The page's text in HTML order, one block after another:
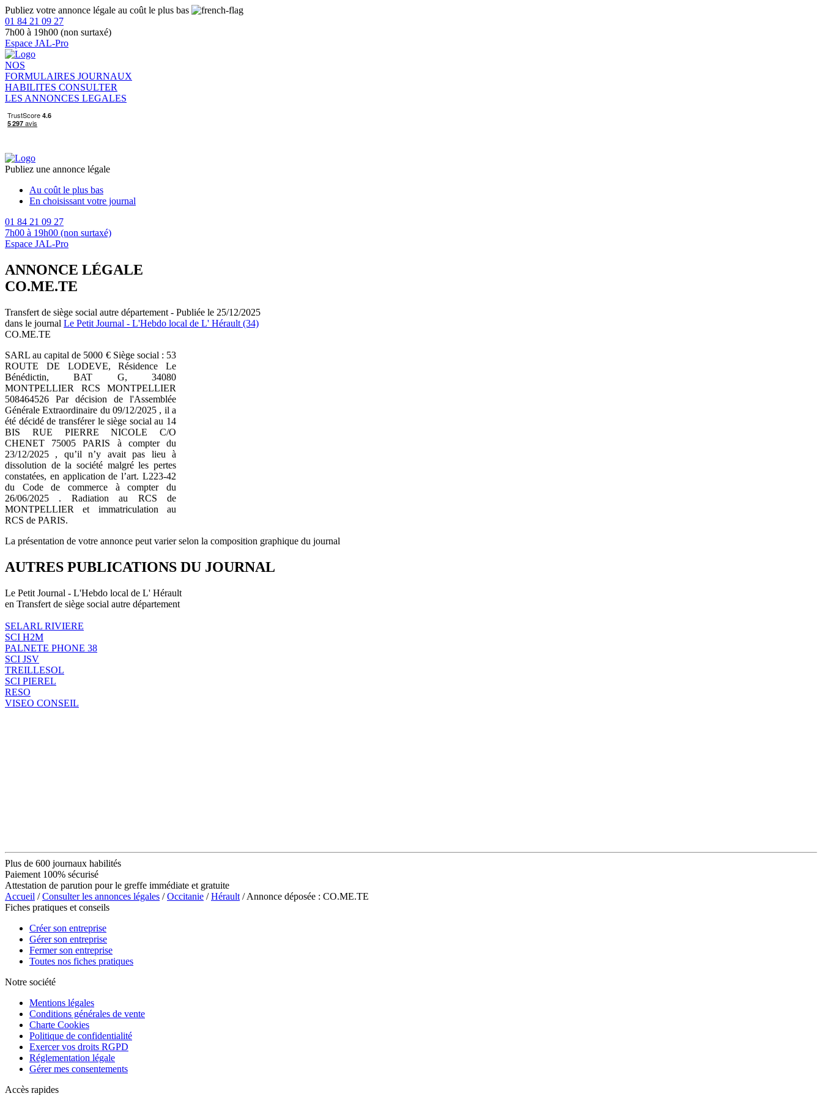
Publiez votre annonce légale au coût le plus bas
01 84 21 09 27
7h00 à 19h00 (non surtaxé)
Espace JAL-Pro
NOS
FORMULAIRES JOURNAUX
HABILITES CONSULTER
LES ANNONCES LEGALES
Publiez une annonce légale
Au coût le plus bas
En choisissant votre journal
01 84 21 09 27
7h00 à 19h00 (non surtaxé)
Espace JAL-Pro
ANNONCE LÉGALE
CO.ME.TE
Transfert de siège social autre département - Publiée le 25/12/2025
dans le journal Le Petit Journal - L'Hebdo local de L' Hérault (34)
CO.ME.TE
SARL au capital de 5000 € Siège social : 53
ROUTE DE LODEVE, Résidence Le
Bénédictin, BAT G, 34080
MONTPELLIER RCS MONTPELLIER
508464526 Par décision de l'Assemblée
Générale Extraordinaire du 09/12/2025 , il a
été décidé de transférer le siège social au 14
BIS RUE PIERRE NICOLE C/O
CHENET 75005 PARIS à compter du
23/12/2025 , qu’il n’y avait pas lieu à
dissolution de la société malgré les pertes
constatées, en application de l’art. L223-42
du Code de commerce à compter du
26/06/2025 . Radiation au RCS de
MONTPELLIER et immatriculation au
RCS de PARIS.
La présentation de votre annonce peut varier selon la composition graphique du journal
AUTRES PUBLICATIONS DU JOURNAL
Le Petit Journal - L'Hebdo local de L' Hérault
en Transfert de siège social autre département
SELARL RIVIERE
SCI H2M
PALNETE PHONE 38
SCI JSV
TREILLESOL
SCI PIEREL
RESO
VISEO CONSEIL
Plus de 600 journaux habilités
Paiement 100% sécurisé
Attestation de parution pour le greffe immédiate et gratuite
Accueil /Consulter les annonces légales /Occitanie /Hérault / Annonce déposée : CO.ME.TE
Fiches pratiques et conseils
Créer son entreprise
Gérer son entreprise
Fermer son entreprise
Toutes nos fiches pratiques
Notre société
Mentions légales
Conditions générales de vente
Charte Cookies
Politique de confidentialité
Exercer vos droits RGPD
Réglementation légale
Gérer mes consentements
Accès rapides